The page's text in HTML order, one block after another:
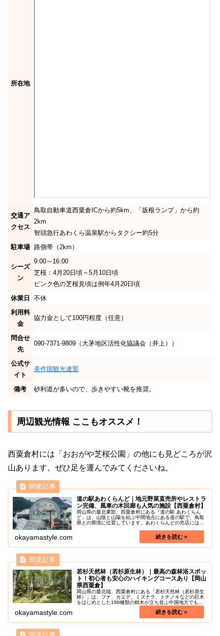
所在地
交通ア
クセス
鳥取自動車道西粟倉ICから約5km、「坂根ランプ」から約
2km
智頭急行あわくら温泉駅からタクシー約5分
駐車場
路側帯（2km）
シーズ
ン
9:00～16:00
芝桜：4月20日頃～5月10日頃
ピンク色の芝桜見頃は例年4月20日頃
休業日
不休
利用料
金
協力金として100円程度（任意）
問合せ
先
090-7371-9809（大茅地区活性化協議会（井上））
公式サ
イト
美作国観光連盟
備考 砂利道が多いので、歩きやすい靴を推奨。
周辺観光情報 ここもオススメ！
西粟倉村には「おおがや芝桜公園」の他にも見どころが沢
山あります。ぜひ足を運んでみてくださいね。
道の駅あわくらんど｜地元野菜直売所やレストラ
ン完備、風車の木回廊も人気の施設【西粟倉村】
岡山県の最北東部、西粟倉村にある「道の駅 あわくらん
ど」は、山陰と山陽を結ぶ中間地点にある道の駅で、鳥取
県との県境に位置しています。あわくらんどの売店には特
コーナーには、地元農家の新鮮野菜...
okayamastyle.com
若杉天然林（若杉原生林）｜最高の森林浴スポッ
ト！初心者も安心のハイキングコースあり【岡山
県西粟倉】
岡山県の最北端、西粟倉村にある「若杉天然林（若杉原生
林）」は、ブナ、カエデ、ミズナラ、トチノキなどの巨木
をはじめとした199種類の樹木が立ち並ぶ中国地方でも有
数の天然樹林です。県下で最初の森林浴の森日本百選に選
okayamastyle.com